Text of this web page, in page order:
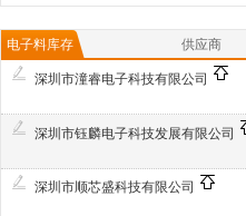
电子料库存 供应商
深圳市潼睿电子科技有限公司
深圳市钰麟电子科技发展有限公司
深圳市顺芯盛科技有限公司